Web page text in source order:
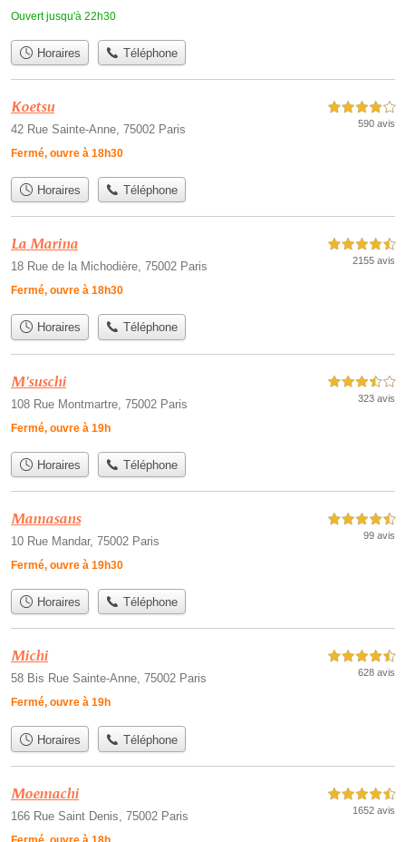
Ouvert jusqu'à 22h30
Horaires Téléphone
Koetsu
42 Rue Sainte-Anne, 75002 Paris
Fermé, ouvre à 18h30
4,0 étoiles sur 5
590 avis
Horaires Téléphone
La Marina
18 Rue de la Michodière, 75002 Paris
Fermé, ouvre à 18h30
4,5 étoiles sur 5
2155 avis
Horaires Téléphone
M'suschi
108 Rue Montmartre, 75002 Paris
Fermé, ouvre à 19h
3,5 étoiles sur 5
323 avis
Horaires Téléphone
Mamasans
10 Rue Mandar, 75002 Paris
Fermé, ouvre à 19h30
4,5 étoiles sur 5
99 avis
Horaires Téléphone
Michi
58 Bis Rue Sainte-Anne, 75002 Paris
Fermé, ouvre à 19h
4,5 étoiles sur 5
628 avis
Horaires Téléphone
Moemachi
166 Rue Saint Denis, 75002 Paris
4,5 étoiles sur 5
1652 avis